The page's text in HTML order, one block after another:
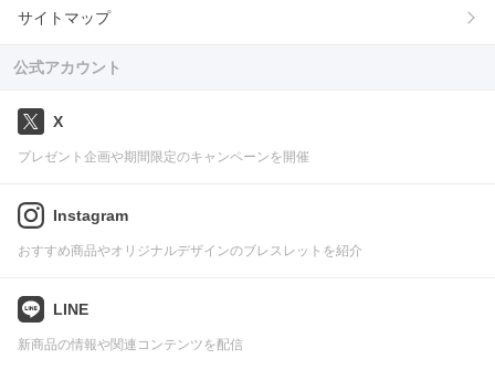
サイトマップ
公式アカウント
X
プレゼント企画や期間限定のキャンペーンを開催
Instagram
おすすめ商品やオリジナルデザインのブレスレットを紹介
LINE
新商品の情報や関連コンテンツを配信